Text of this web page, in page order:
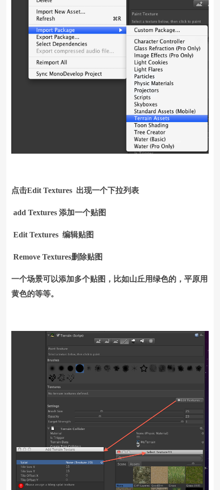
点击Edit Textures 出现一个下拉列表
add Textures 添加一个贴图
Edit Textures 编辑贴图
Remove Textures删除贴图
一个场景可以添加多个贴图，比如山丘用绿色的，平原用
黄色的等等。